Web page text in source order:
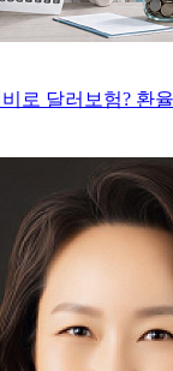
로 달러보험? 환